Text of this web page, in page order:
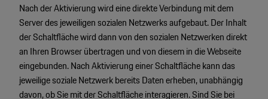
Nach der Aktivierung wird eine direkte Verbindung mit dem
Server des jeweiligen sozialen Netzwerks aufgebaut. Der Inhalt
der Schaltfläche wird dann von den sozialen Netzwerken direkt
an Ihren Browser übertragen und von diesem in die Webseite
eingebunden. Nach Aktivierung einer Schaltfläche kann das
jeweilige soziale Netzwerk bereits Daten erheben, unabhängig
davon, ob Sie mit der Schaltfläche interagieren. Sind Sie bei